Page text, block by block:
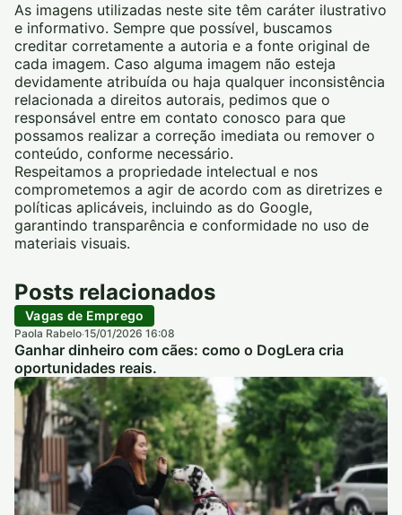
As imagens utilizadas neste site têm caráter ilustrativo
e informativo. Sempre que possível, buscamos
creditar corretamente a autoria e a fonte original de
cada imagem. Caso alguma imagem não esteja
devidamente atribuída ou haja qualquer inconsistência
relacionada a direitos autorais, pedimos que o
responsável entre em contato conosco para que
possamos realizar a correção imediata ou remover o
conteúdo, conforme necessário.
Respeitamos a propriedade intelectual e nos
comprometemos a agir de acordo com as diretrizes e
políticas aplicáveis, incluindo as do Google,
garantindo transparência e conformidade no uso de
materiais visuais.
Posts relacionados
Vagas de Emprego
Paola Rabelo·15/01/2026 16:08
Ganhar dinheiro com cães: como o DogLera cria
oportunidades reais.